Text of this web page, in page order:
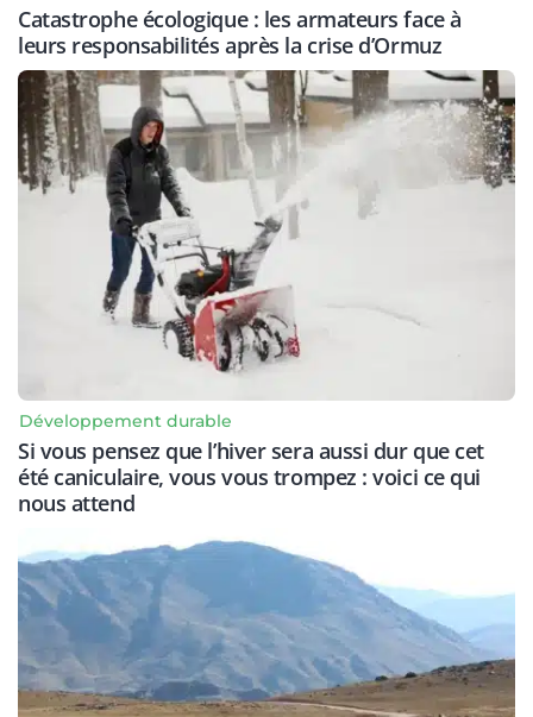
Catastrophe écologique : les armateurs face à
leurs responsabilités après la crise d’Ormuz
Développement durable
Si vous pensez que l’hiver sera aussi dur que cet
été caniculaire, vous vous trompez : voici ce qui
nous attend